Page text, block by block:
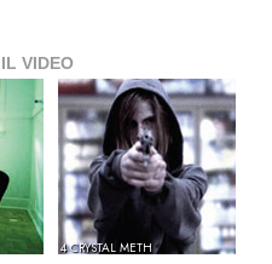
VIDEO
4 CRYSTAL METH